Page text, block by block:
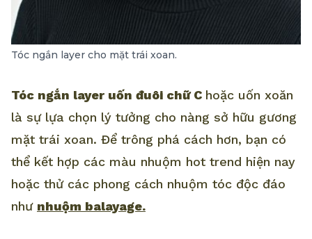
Tóc ngắn layer cho mặt trái xoan.
Tóc ngắn layer uốn đuôi chữ C hoặc uốn xoăn
là sự lựa chọn lý tưởng cho nàng sở hữu gương
mặt trái xoan. Để trông phá cách hơn, bạn có
thể kết hợp các màu nhuộm hot trend hiện nay
hoặc thử các phong cách nhuộm tóc độc đáo
như nhuộm balayage.